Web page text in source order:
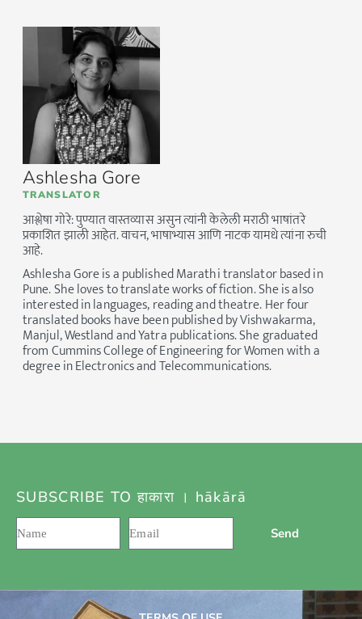
Ashlesha Gore
TRANSLATOR
आश्लेषा गोरे: पुण्यात वास्तव्यास असुन त्यांनी केलेली मराठी भाषांतरे
प्रकाशित झाली आहेत. वाचन, भाषाभ्यास आणि नाटक यामधे त्यांना रुची
आहे.
Ashlesha Gore is a published Marathi translator based in
Pune. She loves to translate works of fiction. She is also
interested in languages, reading and theatre. Her four
translated books have been published by Vishwakarma,
Manjul, Westland and Yatra publications. She graduated
from Cummins College of Engineering for Women with a
degree in Electronics and Telecommunications.
SUBSCRIBE TO हाकारा । hākārā
Send